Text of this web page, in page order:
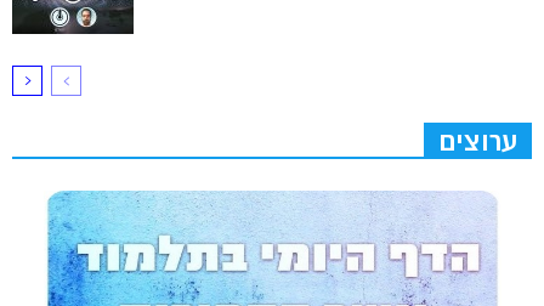
ערוצים